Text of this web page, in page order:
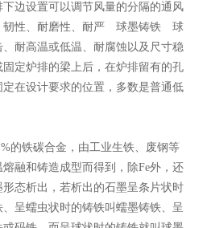
边设置可以调节风量的分隔的通风
韧性、耐磨性、耐严 球墨铸铁 球
耐高温或低温、耐腐蚀以及尺寸稳
定炉排的梁上后，在炉排留有的孔
在设计要求的位置，多数是普通低
铁碳合金，由工业生铁、废钢等
融和铸造成型而得到，除Fe外，还
态析出，若析出的石墨呈条片状时
呈蠕虫状时的铸铁叫蠕墨铸铁、呈